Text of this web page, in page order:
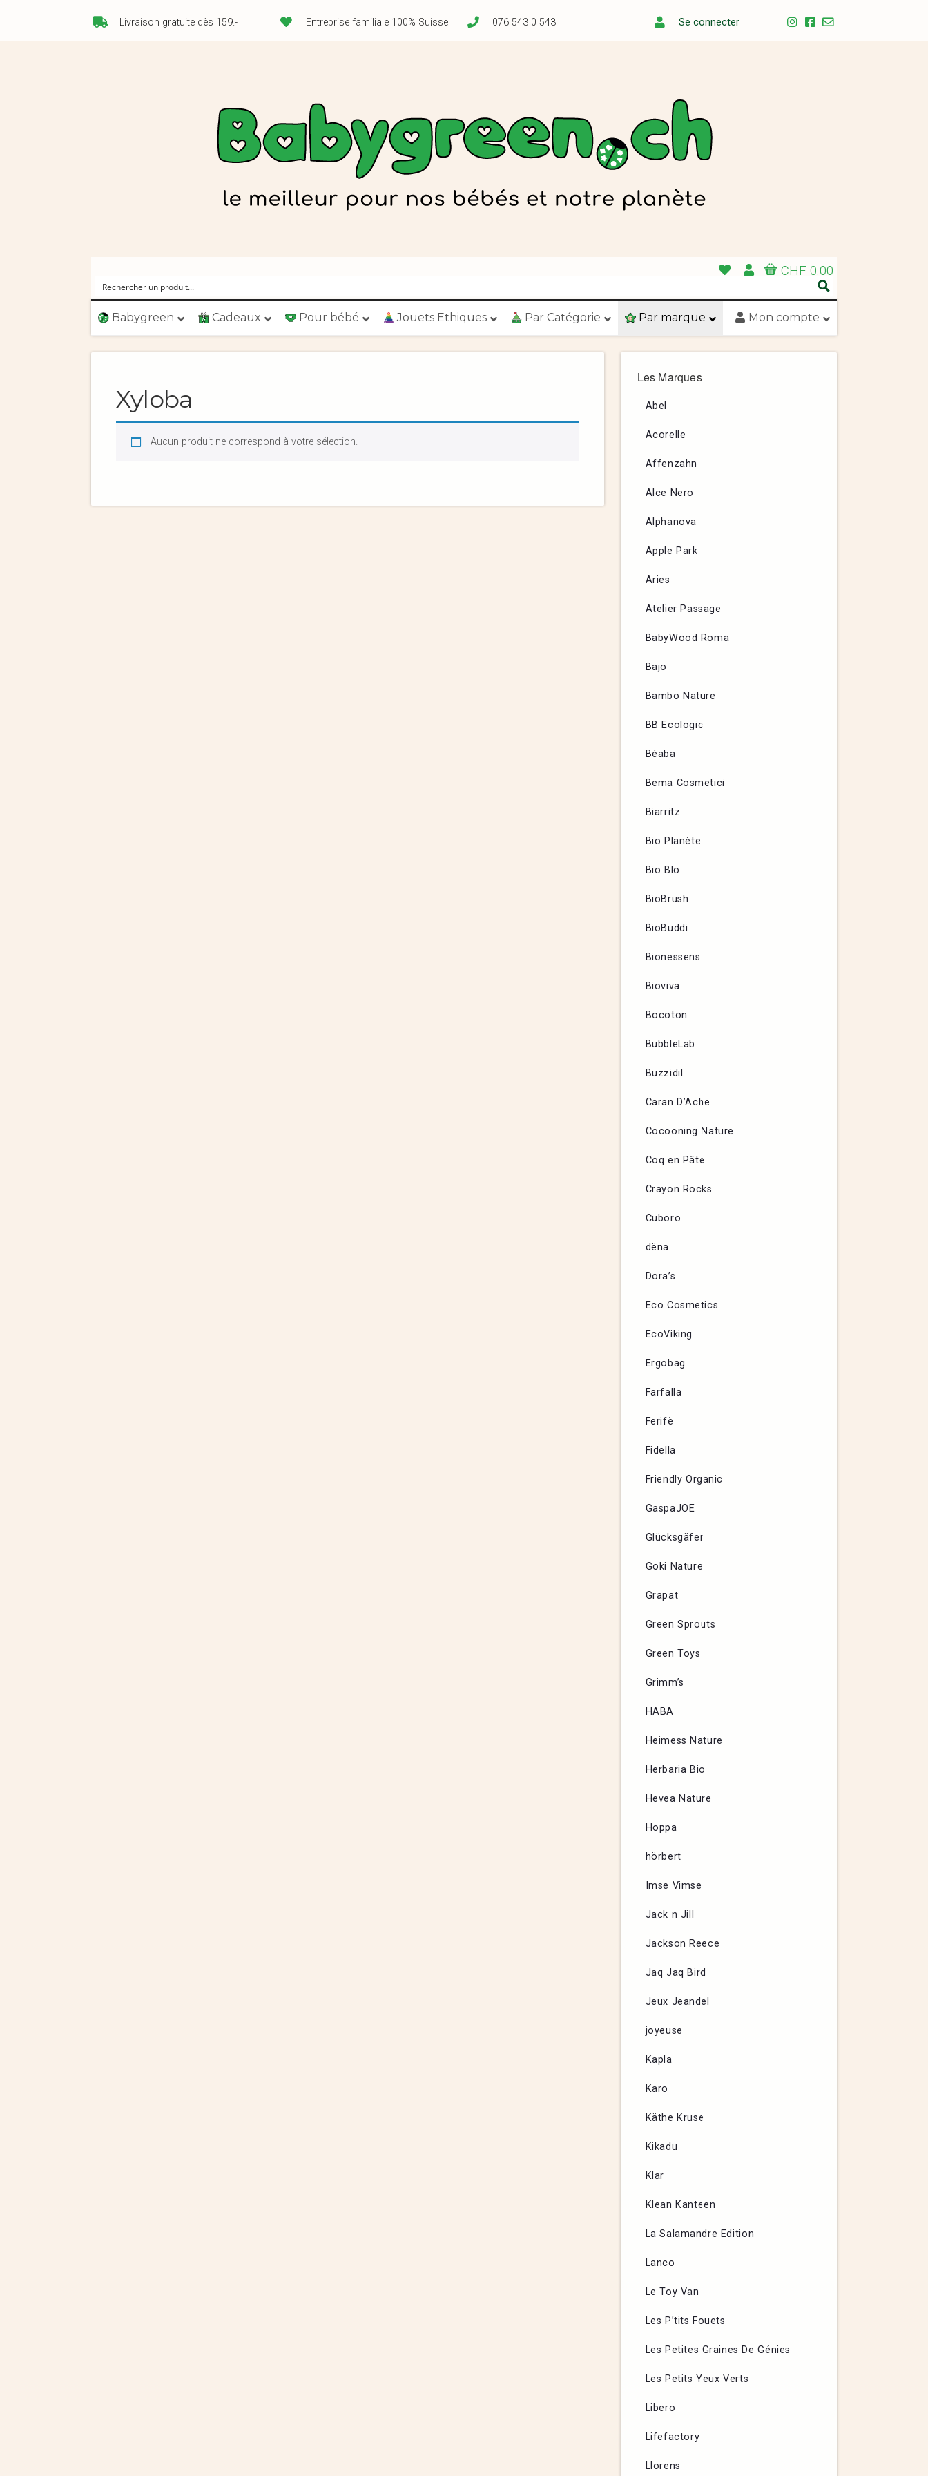
Livraison gratuite dès 159.- Entreprise familiale 100% Suisse 076 543 0 543 Se connecter
CHF 0.00
Babygreen Cadeaux Pour bébé Jouets Ethiques Par Catégorie Par marque Mon compte
Xyloba
Aucun produit ne correspond à votre sélection.
Les Marques
Abel
Acorelle
Affenzahn
Alce Nero
Alphanova
Apple Park
Aries
Atelier Passage
BabyWood Roma
Bajo
Bambo Nature
BB Ecologic
Béaba
Bema Cosmetici
Biarritz
Bio Planète
Bio Blo
BioBrush
BioBuddi
Bionessens
Bioviva
Bocoton
BubbleLab
Buzzidil
Caran D’Ache
Cocooning Nature
Coq en Pâte
Crayon Rocks
Cuboro
dëna
Dora’s
Eco Cosmetics
EcoViking
Ergobag
Farfalla
Ferifè
Fidella
Friendly Organic
GaspaJOE
Glücksgäfer
Goki Nature
Grapat
Green Sprouts
Green Toys
Grimm’s
HABA
Heimess Nature
Herbaria Bio
Hevea Nature
Hoppa
hörbert
Imse Vimse
Jack n Jill
Jackson Reece
Jaq Jaq Bird
Jeux Jeandel
joyeuse
Kapla
Karo
Käthe Kruse
Kikadu
Klar
Klean Kanteen
La Salamandre Edition
Lanco
Le Toy Van
Les P’tits Fouets
Les Petites Graines De Génies
Les Petits Yeux Verts
Libero
Lifefactory
Llorens